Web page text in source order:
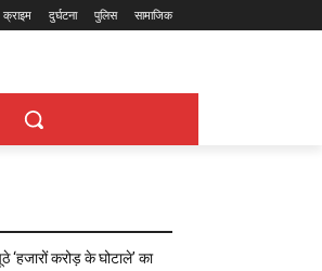
क्राइम दुर्घटना पुलिस सामाजिक
‘हजारों करोड़ के घोटाले’ का